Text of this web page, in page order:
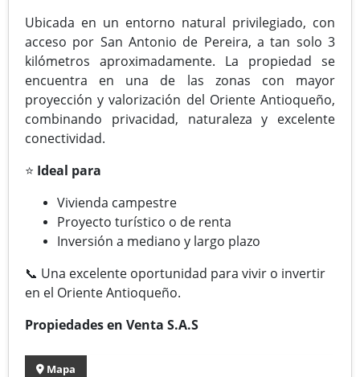
Ubicada en un entorno natural privilegiado, con
acceso por San Antonio de Pereira, a tan solo 3
kilómetros aproximadamente. La propiedad se
encuentra en una de las zonas con mayor
proyección y valorización del Oriente Antioqueño,
combinando privacidad, naturaleza y excelente
conectividad.
⭐ Ideal para
Vivienda campestre
Proyecto turístico o de renta
Inversión a mediano y largo plazo
📞 Una excelente oportunidad para vivir o invertir
en el Oriente Antioqueño.
Propiedades en Venta S.A.S
Mapa